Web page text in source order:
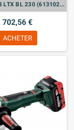
WPB 36-18 LTX BL 230 (613102840) MEULEUSES D'ANGLE SANS FIL (VENDU SANS BATTERIE)
702,56 €
ACHETER